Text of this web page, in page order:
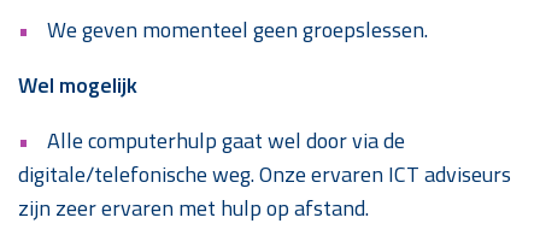
We geven momenteel geen groepslessen.
Wel mogelijk
Alle computerhulp gaat wel door via de
digitale/telefonische weg. Onze ervaren ICT adviseurs
zijn zeer ervaren met hulp op afstand.